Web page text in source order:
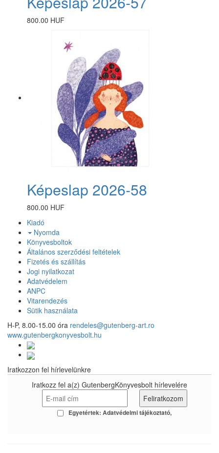
800.00 HUF
Képeslap 2026-58
800.00 HUF
Kiadó
Nyomda
Könyvesboltok
Általános szerződési feltételek
Fizetés és szállítás
Jogi nyilatkozat
Adatvédelem
ANPC
Vitarendezés
Sütik használata
H-P, 8.00-15.00 óra rendeles@gutenberg-art.ro
www.gutenbergkonyvesbolt.hu
Iratkozzon fel hírlevelünkre
Iratkozz fel a(z) GutenbergKönyvesbolt hírlevelére
Egyetértek: Adatvédelmi tájékoztató